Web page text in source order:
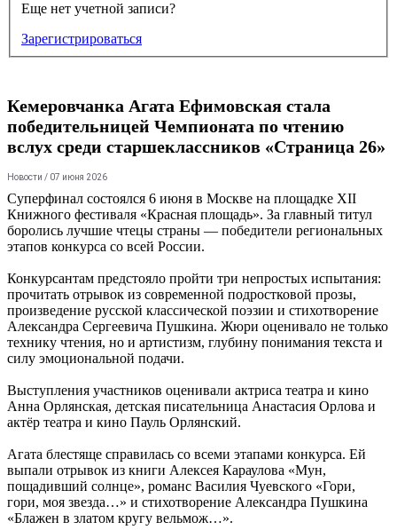
Еще нет учетной записи?
Зарегистрироваться
Кемеровчанка Агата Ефимовская стала
победительницей Чемпионата по чтению
вслух среди старшеклассников «Страница 26»
Новости / 07 июня 2026
Суперфинал состоялся 6 июня в Москве на площадке XII
Книжного фестиваля «Красная площадь». За главный титул
боролись лучшие чтецы страны — победители региональных
этапов конкурса со всей России.
Конкурсантам предстояло пройти три непростых испытания:
прочитать отрывок из современной подростковой прозы,
произведение русской классической поэзии и стихотворение
Александра Сергеевича Пушкина. Жюри оценивало не только
технику чтения, но и артистизм, глубину понимания текста и
силу эмоциональной подачи.
Выступления участников оценивали актриса театра и кино
Анна Орлянская, детская писательница Анастасия Орлова и
актёр театра и кино Пауль Орлянский.
Агата блестяще справилась со всеми этапами конкурса. Ей
выпали отрывок из книги Алексея Караулова «Мун,
пощадивший солнце», романс Василия Чуевского «Гори,
гори, моя звезда…» и стихотворение Александра Пушкина
«Блажен в златом кругу вельмож…».